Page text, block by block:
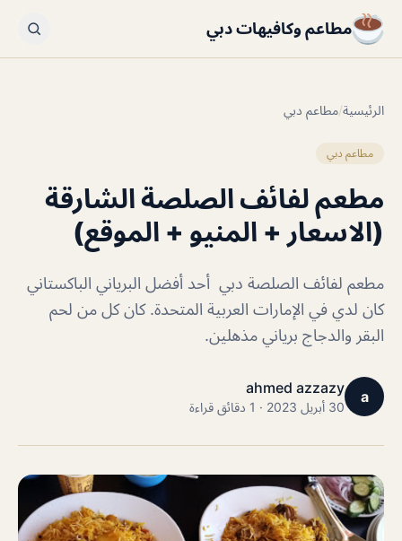
مطاعم وكافيهات دبي
الرئيسية/مطاعم دبي
مطاعم دبي
مطعم لفائف الصلصة الشارقة
(الاسعار + المنيو + الموقع)
مطعم لفائف الصلصة دبي أحد أفضل البرياني الباكستاني
كان لدي في الإمارات العربية المتحدة. كان كل من لحم
البقر والدجاج برياني مذهلين.
a
ahmed azzazy
30 أبريل 2023 · 1 دقائق قراءة